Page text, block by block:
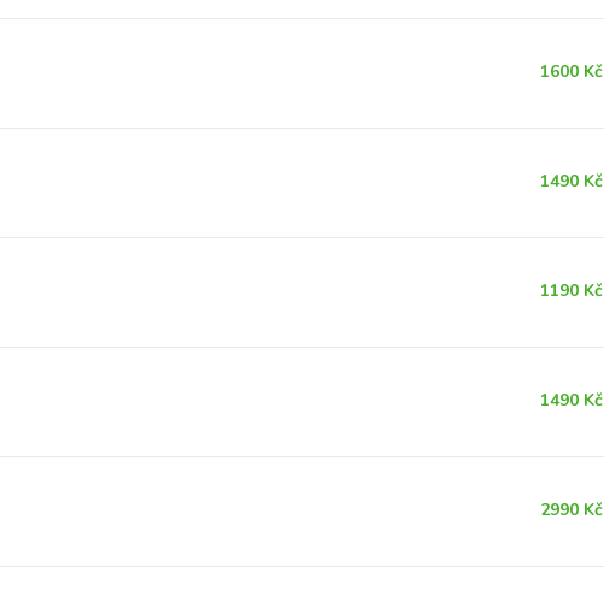
1600 Kč
1490 Kč
1190 Kč
1490 Kč
2990 Kč